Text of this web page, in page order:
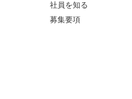
社員を知る
募集要項